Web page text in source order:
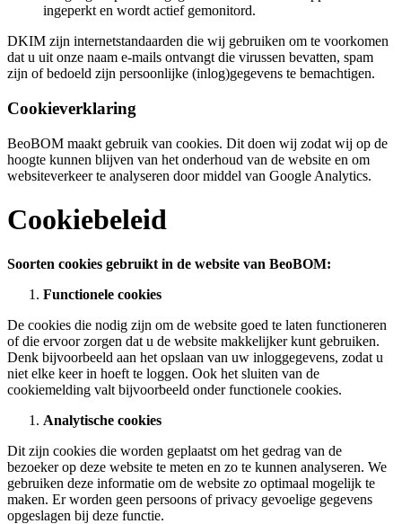
ingeperkt en wordt actief gemonitord.
DKIM zijn internetstandaarden die wij gebruiken om te voorkomen
dat u uit onze naam e-mails ontvangt die virussen bevatten, spam
zijn of bedoeld zijn persoonlijke (inlog)gegevens te bemachtigen.
Cookieverklaring
BeoBOM maakt gebruik van cookies. Dit doen wij zodat wij op de
hoogte kunnen blijven van het onderhoud van de website en om
websiteverkeer te analyseren door middel van Google Analytics.
Cookiebeleid
Soorten cookies gebruikt in de website van BeoBOM:
Functionele cookies
De cookies die nodig zijn om de website goed te laten functioneren
of die ervoor zorgen dat u de website makkelijker kunt gebruiken.
Denk bijvoorbeeld aan het opslaan van uw inloggegevens, zodat u
niet elke keer in hoeft te loggen. Ook het sluiten van de
cookiemelding valt bijvoorbeeld onder functionele cookies.
Analytische cookies
Dit zijn cookies die worden geplaatst om het gedrag van de
bezoeker op deze website te meten en zo te kunnen analyseren. We
gebruiken deze informatie om de website zo optimaal mogelijk te
maken. Er worden geen persoons of privacy gevoelige gegevens
opgeslagen bij deze functie.